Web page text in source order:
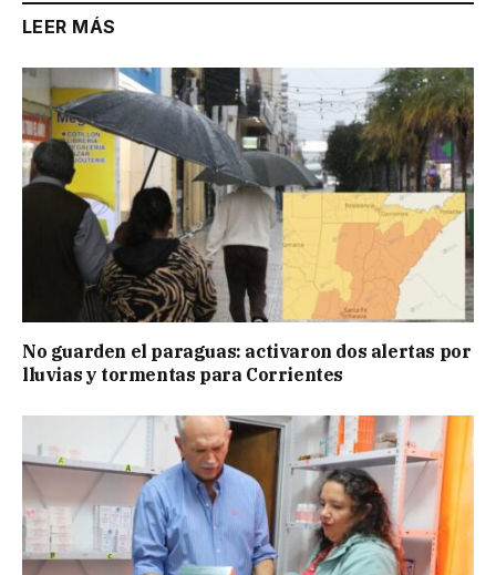
LEER MÁS
No guarden el paraguas: activaron dos alertas por
lluvias y tormentas para Corrientes